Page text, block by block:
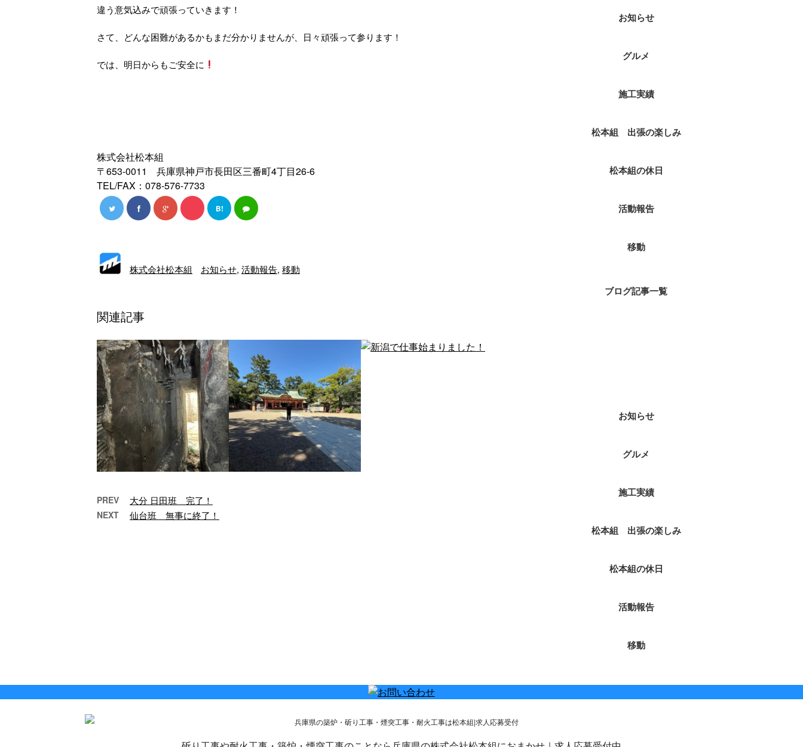
違う意気込みで頑張っていきます！
さて、どんな困難があるかもまだ分かりませんが、日々頑張って参ります！
では、明日からもご安全に
株式会社松本組
〒653-0011 兵庫県神戸市長田区三番町4丁目26‐6
TEL/FAX：078-576-7733
B!
株式会社松本組 お知らせ, 活動報告, 移動
関連記事
PREV 大分 日田班 完了！
NEXT 仙台班 無事に終了！
お知らせ
グルメ
施工実績
松本組 出張の楽しみ
松本組の休日
活動報告
移動
ブログ記事一覧
お知らせ
グルメ
施工実績
松本組 出張の楽しみ
松本組の休日
活動報告
移動